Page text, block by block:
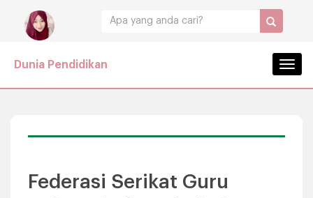
Dunia Pendidikan
Federasi Serikat Guru